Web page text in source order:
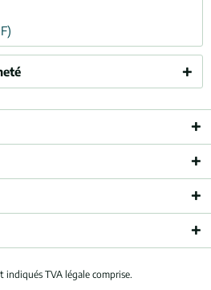
indiqués TVA légale comprise.